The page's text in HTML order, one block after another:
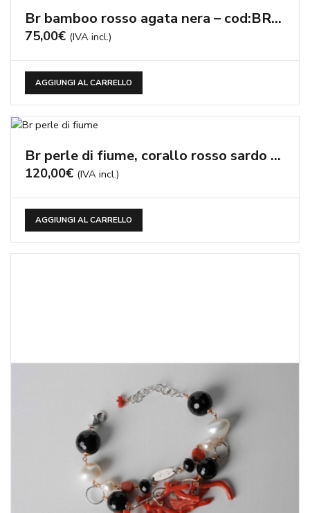
Br bamboo rosso agata nera – cod:BR1273
75,00€ (IVA incl.)
AGGIUNGI AL CARRELLO
Br perle di fiume, corallo rosso sardo – cod:BR1114
120,00€ (IVA incl.)
AGGIUNGI AL CARRELLO